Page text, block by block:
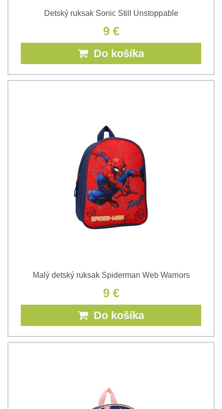
Detský ruksak Sonic Still Unstoppable
9 €
Do košíka
Malý detský ruksak Spiderman Web Warriors
9 €
Do košíka